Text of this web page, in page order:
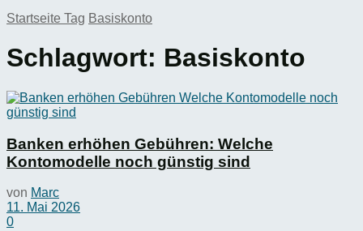
Startseite Tag Basiskonto
Schlagwort: Basiskonto
Banken erhöhen Gebühren: Welche
Kontomodelle noch günstig sind
von Marc
11. Mai 2026
0